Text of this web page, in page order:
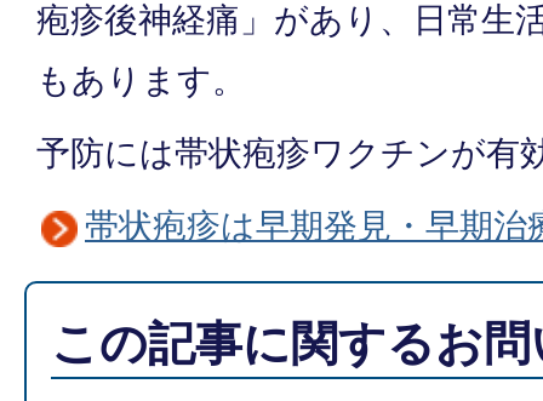
疱疹後神経痛」があり、日常生
もあります。
予防には帯状疱疹ワクチンが有
帯状疱疹は早期発見・早期治
この記事に関するお